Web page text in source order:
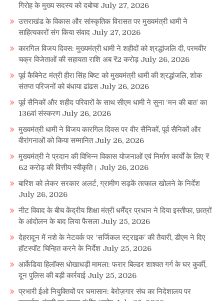
गिरोह के मुख्य सदस्य को दबोचा July 27, 2026
उत्तराखंड के विकास और सांस्कृतिक विरासत पर मुख्यमंत्री धामी ने
साहित्यकारों संग किया संवाद July 27, 2026
कारगिल विजय दिवस: मुख्यमंत्री धामी ने शहीदों को श्रद्धांजलि दी, परमवीर
चक्र विजेताओं की सहायता राशि अब ₹2 करोड़ July 26, 2026
पूर्व कैबिनेट मंत्री हीरा सिंह बिष्ट को मुख्यमंत्री धामी की श्रद्धांजलि, शोक
संतप्त परिजनों को बंधाया ढांढस July 26, 2026
पूर्व सैनिकों और शहीद परिवारों के साथ सीएम धामी ने सुना ‘मन की बात’ का
136वां संस्करण July 26, 2026
मुख्यमंत्री धामी ने विजय कारगिल दिवस पर वीर सैनिकों, पूर्व सैनिकों और
वीरांगनाओं को किया सम्मानित July 26, 2026
मुख्यमंत्री ने प्रदान की विभिन्न विकास योजनाओं एवं निर्माण कार्यों के लिए ₹
62 करोड़ की वित्तीय स्वीकृति। July 26, 2026
बारिश को लेकर सरकार अलर्ट, ग्रामीण सड़कें तत्काल खोलने के निर्देश
July 26, 2026
नीट विवाद के बीच केंद्रीय शिक्षा मंत्री धर्मेंद्र प्रधान ने दिया इस्तीफा, छात्रों
के आंदोलन के बाद लिया फैसला July 25, 2026
देहरादून में नशे के नेटवर्क पर ‘सर्जिकल स्ट्राइक’ की तैयारी, डीएम ने दिए
हॉटस्पॉट चिन्हित करने के निर्देश July 25, 2026
आर्केडिया हिलॉक्स धोखाधड़ी मामला: फरार बिल्डर शाश्वत गर्ग के घर कुर्की,
दून पुलिस की बड़ी कार्रवाई July 25, 2026
प्रभारी ईओ नियुक्तियों पर घमासान: बेरोज़गार संघ का निदेशालय पर